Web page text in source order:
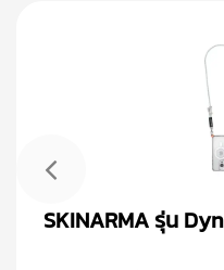
SKINARMA รุ่น